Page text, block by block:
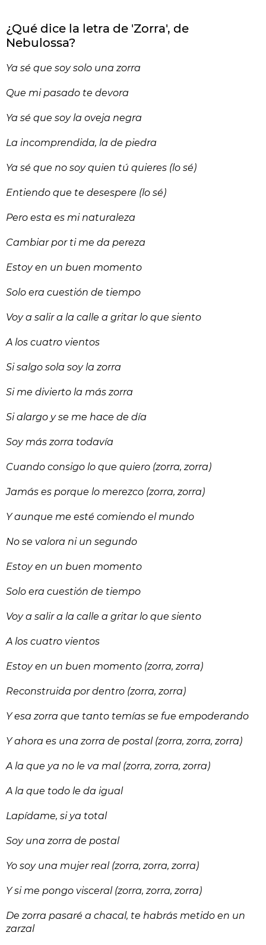
¿Qué dice la letra de 'Zorra', de
Nebulossa?
Ya sé que soy solo una zorra
Que mi pasado te devora
Ya sé que soy la oveja negra
La incomprendida, la de piedra
Ya sé que no soy quien tú quieres (lo sé)
Entiendo que te desespere (lo sé)
Pero esta es mi naturaleza
Cambiar por ti me da pereza
Estoy en un buen momento
Solo era cuestión de tiempo
Voy a salir a la calle a gritar lo que siento
A los cuatro vientos
Si salgo sola soy la zorra
Si me divierto la más zorra
Si alargo y se me hace de día
Soy más zorra todavía
Cuando consigo lo que quiero (zorra, zorra)
Jamás es porque lo merezco (zorra, zorra)
Y aunque me esté comiendo el mundo
No se valora ni un segundo
Estoy en un buen momento
Solo era cuestión de tiempo
Voy a salir a la calle a gritar lo que siento
A los cuatro vientos
Estoy en un buen momento (zorra, zorra)
Reconstruida por dentro (zorra, zorra)
Y esa zorra que tanto temías se fue empoderando
Y ahora es una zorra de postal (zorra, zorra, zorra)
A la que ya no le va mal (zorra, zorra, zorra)
A la que todo le da igual
Lapídame, si ya total
Soy una zorra de postal
Yo soy una mujer real (zorra, zorra, zorra)
Y si me pongo visceral (zorra, zorra, zorra)
De zorra pasaré a chacal, te habrás metido en un
zarzal